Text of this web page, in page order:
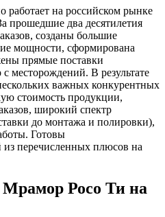
на российском рынке
прошедшие два десятилетия
созданы большие
мощности, сформирована
прямые поставки
месторождений. В результате
важных конкурентных
стоимость продукции,
широкий спектр
до монтажа и полировки),
Готовы
перечисленных плюсов на
Росо Ти на